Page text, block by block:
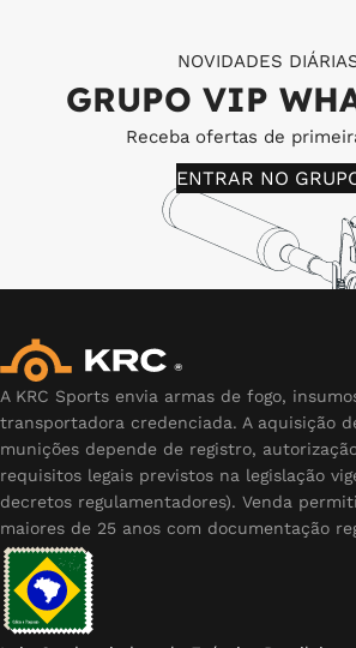
NOVIDADES
GRUPO VIP
Receba ofertas de
ENTRAR NO
A KRC Sports envia armas de fogo,
transportadora credenciada. A aquisição
munições depende de registro,
requisitos legais previstos na legislação
decretos regulamentadores). Venda
maiores de 25 anos com documentação